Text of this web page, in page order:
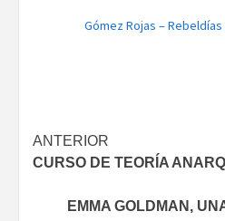
Gómez Rojas –
Navegación
de
entradas
ANTERIOR
CURSO DE TEORÍA
EMMA GOLDMAN,